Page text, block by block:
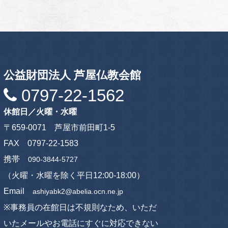
公益財団法人 芦屋仏教会館
0797-22-1562
休館日／火曜・水曜
〒659-0071 芦屋市前田町1-5
FAX 0797-22-1583
携帯 090-3844-5727
（火曜・水曜を除く平日12:00-18:00）
Email ashiyabk2@abelia.ocn.ne.jp
※事務員の在館日は不規則なため、いただ
いたメールやお電話にすぐに対応できない